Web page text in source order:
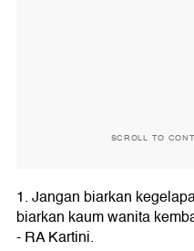
SCROLL TO
1. Jangan biarkan
biarkan kaum wanita
- RA Kartini.